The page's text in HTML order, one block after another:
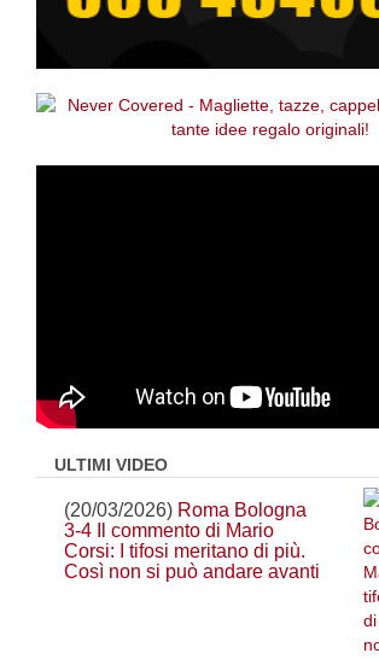
ULTIMI VIDEO
(20/03/2026) Roma Bologna
3-4 Il commento di Mario
Corsi: I tifosi meritano di più.
Così non si può andare avanti